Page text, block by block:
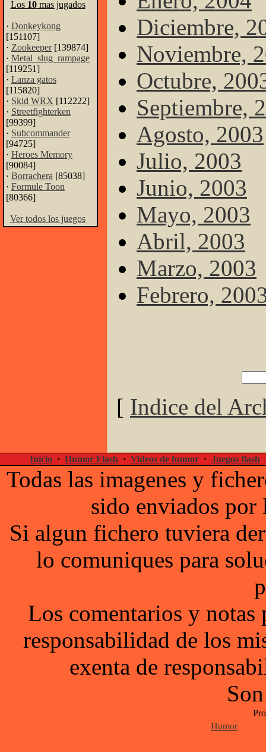
Los 10mas jugados
· Donkeykong
[151107]
· Zookeeper[139874]
· Metal_slug_rampage
[119251]
· Lanza gatos
[115820]
· Skid WRX [112222]
· Streetfighterken
[99399]
· Subcommander
[94725]
· Heroes Memory
[90084]
· Borrachera [85038]
· Formule Toon
[80366]
Ver todos los juegos
Diciembre,
Noviembre,
Octubre,
Septiembre,
Agosto, 2003
Julio, 2003
Junio, 2003
Mayo, 2003
Abril, 2003
Marzo, 2003
Febrero,
[ Indice del
Inicio · Humor Flash · Videos de humor · Juegos flash
Todas las imagenes y
sido enviados por
Si algun fichero tuviera
lo comuniques para
Los comentarios y notas
responsabilidad de los
exenta de
Humor